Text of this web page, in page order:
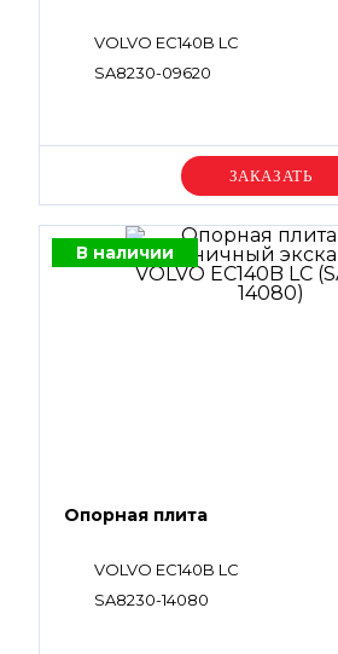
VOLVO EC140B LC
SA8230-09620
Уточняйте цену
В наличии
Опорная плита
VOLVO EC140B LC
SA8230-14080